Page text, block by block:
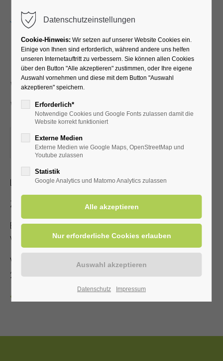
Neues und
Wissenswertes über Bad
Westernkotten
27.10.2025, 15:00
ORT: KURHALLE
Lichtbildervortrag zum Heilbad für Jedermann
Zutritt mit gültiger Kur- /Einwohnerkarte
Es steht nur eine begrenzte Anzahl an Sitzplätzen zur
Verfügung!
Veranstalter: Kurverwaltung Bad Westernkotten, Telefon: 0
29 43 . 976 58 10
Datenschutzeinstellungen
Cookie-Hinweis: Wir setzen auf unserer Website Cookies ein.
Einige von Ihnen sind erforderlich, während andere uns helfen
unseren Internetauftritt zu verbessern. Sie können allen Cookies
über den Button "Alle akzeptieren" zustimmen, oder Ihre eigene
Auswahl vornehmen und diese mit dem Button "Auswahl
akzeptieren" speichern.
Erforderlich*
Notwendige Cookies und Google Fonts zulassen damit die
Website korrekt funktioniert
Externe Medien
Externe Medien wie Google Maps, OpenStreetMap und
Youtube zulassen
Statistik
Google Analytics und Matomo Analytics zulassen
Datenschutz Impressum